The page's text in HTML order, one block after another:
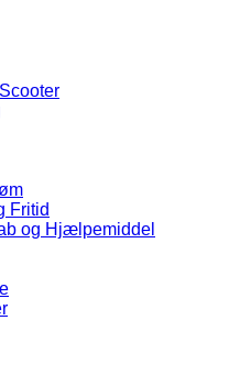
Fritid
og Hjælpemiddel